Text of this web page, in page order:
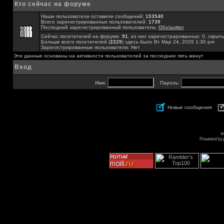
Кто сейчас на форуме
Наши пользователи оставили сообщений: 153540
Всего зарегистрированных пользователей: 1739
Последний зарегистрированный пользователь: Oliviaotter
Сейчас посетителей на форуме: 91
, из них зарегистрированных: 0,
Больше всего посетителей (2229) здесь было Вт Мар 24, 2026 1:30 pm
Зарегистрированные пользователи: Нет
Эти данные основаны на активности пользователей за последние пять минут
Вход
Имя: Пароль:
Новые сообщения
Powered by